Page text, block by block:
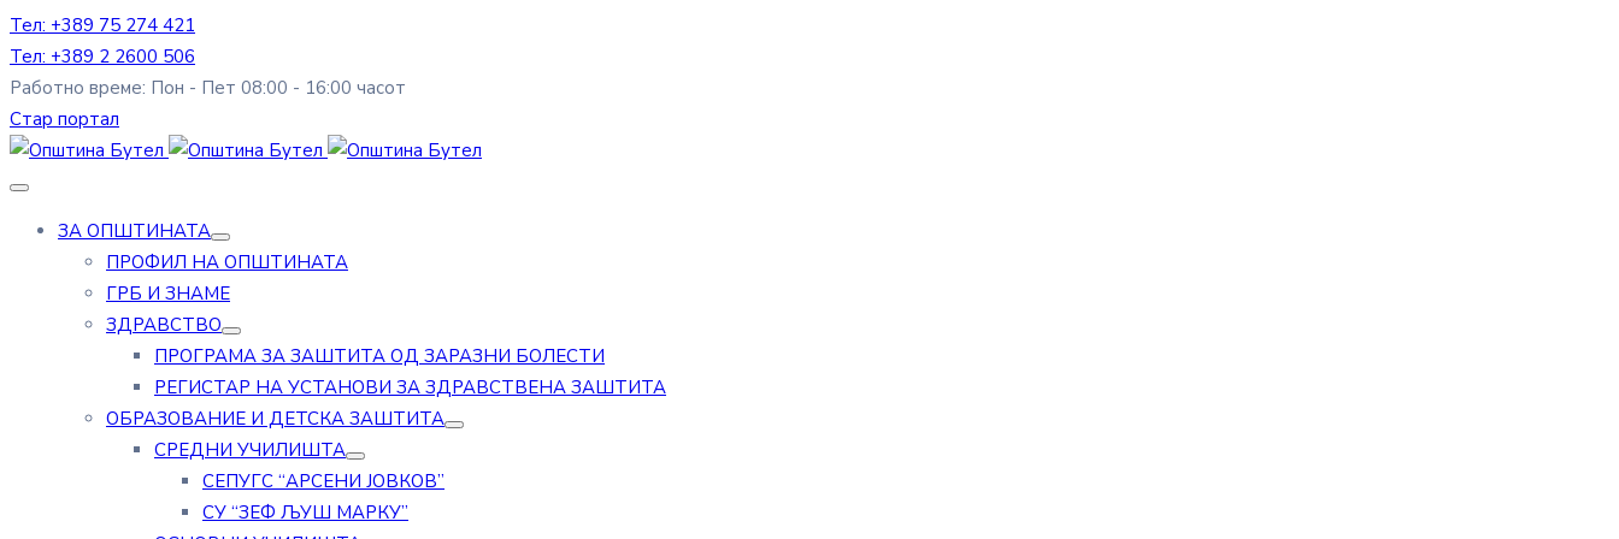
Тел: +389 75 274 421
Тел: +389 2 2600 506
Работно време: Пон - Пет 08:00 - 16:00 часот
Стар портал
ЗА ОПШТИНАТА
ПРОФИЛ НА ОПШТИНАТА
ГРБ И ЗНАМЕ
ЗДРАВСТВО
ПРОГРАМА ЗА ЗАШТИТА ОД ЗАРАЗНИ БОЛЕСТИ
РЕГИСТАР НА УСТАНОВИ ЗА ЗДРАВСТВЕНА ЗАШТИТА
ОБРАЗОВАНИЕ И ДЕТСКА ЗАШТИТА
СРЕДНИ УЧИЛИШТА
СЕПУГС “АРСЕНИ ЈОВКОВ”
СУ “ЗЕФ ЉУШ МАРКУ”